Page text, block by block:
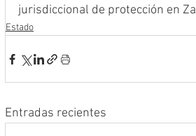
jurisdiccional de protección en
Estado
Entradas recientes